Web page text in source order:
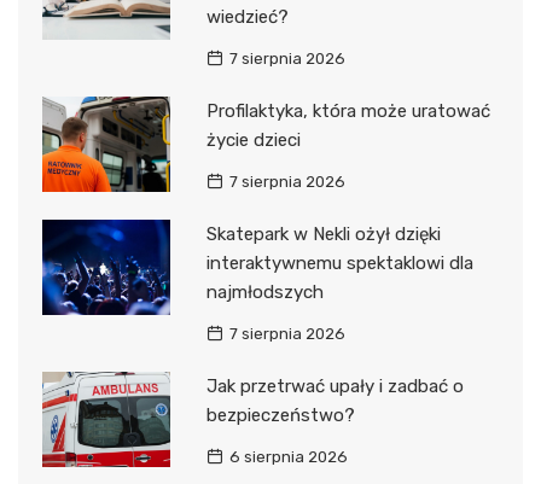
wiedzieć?
7 sierpnia 2026
Profilaktyka, która może uratować
życie dzieci
7 sierpnia 2026
Skatepark w Nekli ożył dzięki
interaktywnemu spektaklowi dla
najmłodszych
7 sierpnia 2026
Jak przetrwać upały i zadbać o
bezpieczeństwo?
6 sierpnia 2026